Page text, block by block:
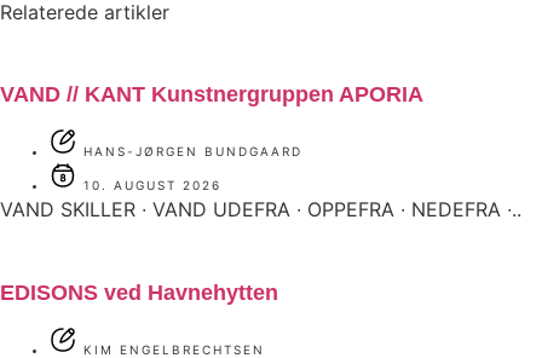
Relaterede artikler
VAND // KANT Kunstnergruppen APORIA
HANS-JØRGEN BUNDGAARD
10. AUGUST 2026
VAND SKILLER ∙ VAND UDEFRA ∙ OPPEFRA ∙ NEDEFRA ∙..
EDISONS ved Havnehytten
KIM ENGELBRECHTSEN